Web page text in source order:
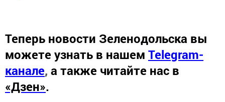
Теперь новости Зеленодольска вы
можете узнать в нашем Telegram-
канале, а также читайте нас в
«Дзен».